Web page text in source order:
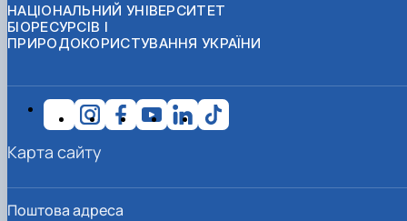
НАЦІОНАЛЬНИЙ УНІВЕРСИТЕТ
БІОРЕСУРСІВ І
ПРИРОДОКОРИСТУВАННЯ УКРАЇНИ
Поштова адреса
Карта сайту